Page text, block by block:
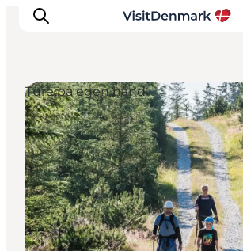
Inspiration
Destinationer
Oplevelser
Overnatning
Planlæg ferien
Ture på egen hånd